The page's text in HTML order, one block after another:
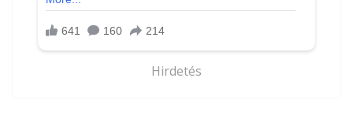
Hirdetés